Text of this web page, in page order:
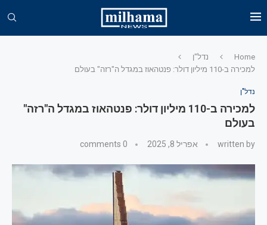
Home
נדל"ן
למכירה ב-110 מיליון דולר: פנטהאוז במגדל ה"רזה" בעולם
נדל"ן
למכירה ב-110 מיליון דולר: פנטהאוז במגדל ה"רזה"
בעולם
written by אפריל 8, 2025 0 comments